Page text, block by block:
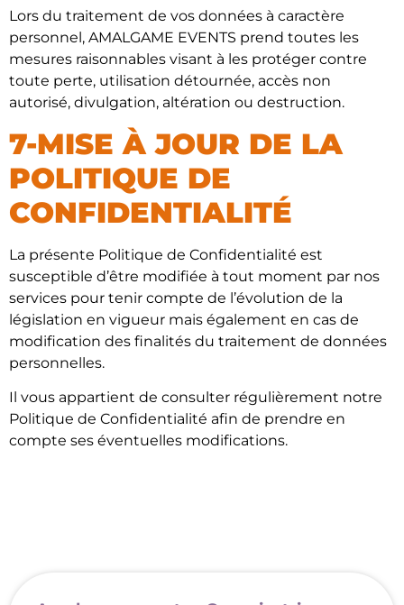
Lors du traitement de vos données à caractère
personnel, AMALGAME EVENTS prend toutes les
mesures raisonnables visant à les protéger contre
toute perte, utilisation détournée, accès non
autorisé, divulgation, altération ou destruction.
7-MISE À JOUR DE LA
POLITIQUE DE
CONFIDENTIALITÉ
La présente Politique de Confidentialité est
susceptible d’être modifiée à tout moment par nos
services pour tenir compte de l’évolution de la
législation en vigueur mais également en cas de
modification des finalités du traitement de données
personnelles.
Il vous appartient de consulter régulièrement notre
Politique de Confidentialité afin de prendre en
compte ses éventuelles modifications.